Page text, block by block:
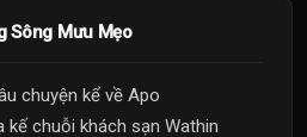
Sông Mưu Mẹo
chuyện kể về Apo
kế chuỗi khách sạn Wathin